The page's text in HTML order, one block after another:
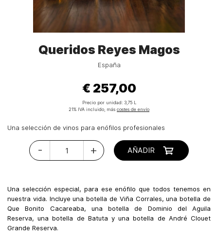
Queridos Reyes Magos
España
€ 257,00
Precio por unidad: 3,75 L
21% IVA incluido, más costes de envío
Una selección de vinos para enófilos profesionales
- + AÑADIR
Una selección especial, para ese enófilo que todos tenemos en
nuestra vida. Incluye una botella de Viña Corrales, una botella de
Que Bonito Cacareaba, una botella de Dominio del Aguila
Reserva, una botella de Batuta y una botella de André Clouet
Grande Reserva.